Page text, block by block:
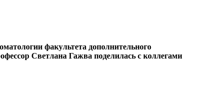
факультета дополнительного
Светлана Гажва поделилась с коллегами